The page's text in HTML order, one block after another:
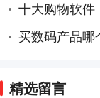
十大购物软件
买数码产品哪
精选留言